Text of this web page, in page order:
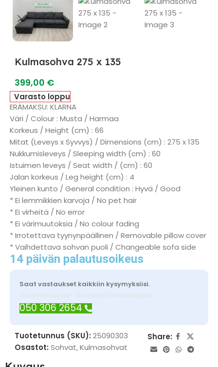
Kulmasohva 275 x 135
399,00 €
Varasto loppu
ERÄMAKSU: KLARNA
Väri / Colour : Musta / Harmaa
Korkeus / Height (cm) : 66
Mitat (Leveys x Syvvys) / Dimensions (cm) : 275 x 135
Nukkumisleveys / Sleeping width (cm) : 60
Istuimen leveys / Seat width / (cm) : 60
Jalan korkeus / Leg height (cm) : 4
Yleinen kunto / General condition : Hyvä / Good
* Ei lemmikkien karvoja / No pet hair
* Ei virheitä / No error
* Ei värimuutoksia / No colour fading
* Irrotettava tyynynpäällinen / Removable pillow cover
* Vaihdettava sohvan puoli / Changeable sofa side
14 päivän palautusoikeus
Saat vastaukset kaikkiin kysymyksiisi.
Tarvitsetko apua? Ota yhteyttä WhatsAppilla
050 306 2654
Tuotetunnus (SKU): 25090303
Osastot: Sohvat,Kulmasohvat
Share: